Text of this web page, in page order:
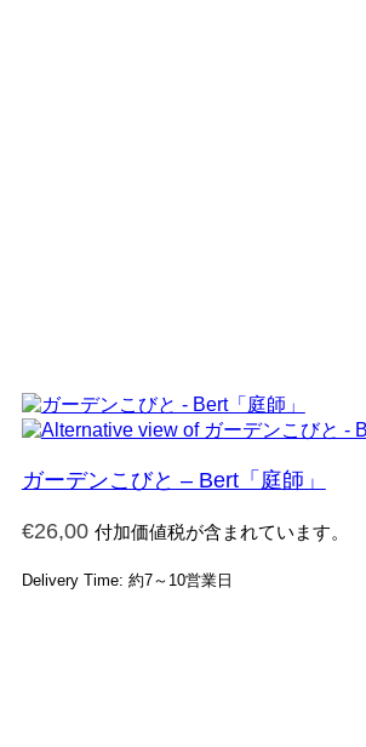
ガーデンこびと – Bert「庭師」
€26,00 付加価値税が含まれています。
Delivery Time: 約7～10営業日